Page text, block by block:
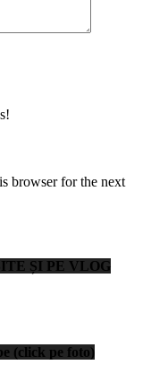
browser for the next
ȘI PE VLOG
(click pe foto)